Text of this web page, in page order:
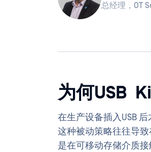
总经理，OT
为何USB
在生产设备插入USB
这种被动策略往往导
是在可移动存储介质